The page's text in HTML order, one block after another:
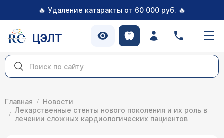
🔥 Удаление катаракты от 60 000 руб. 🔥
ЦЭЛТ
Главная
Новости
Лекарственные стенты нового поколения и их роль в
лечении сложных кардиологических пациентов